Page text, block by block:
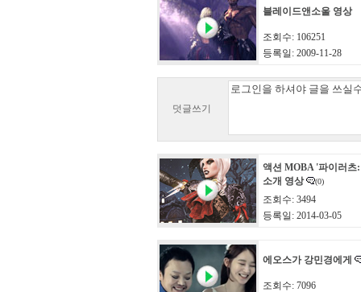
블레이드앤소울 영상
조회수: 106251
등록일: 2009-11-28
덧글쓰기
액션 MOBA '파이러츠
소개 영상
(0)
조회수: 3494
등록일: 2014-03-05
에오스가 강민경에게
조회수: 7096